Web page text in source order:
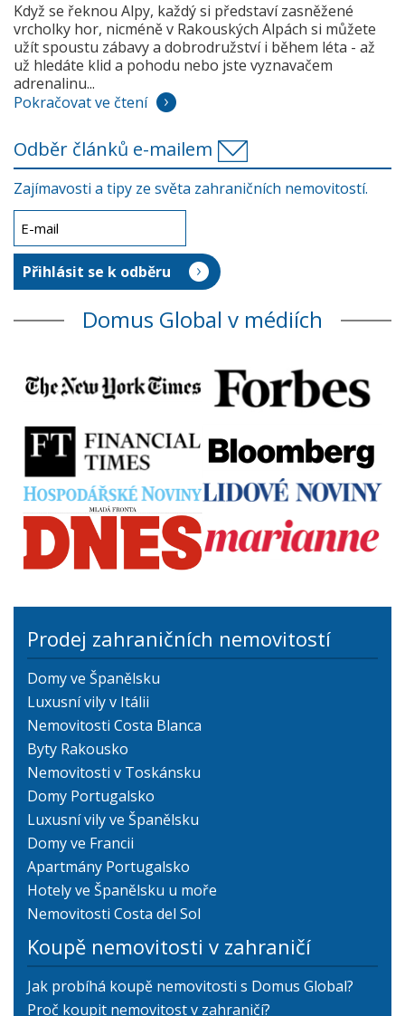
Když se řeknou Alpy, každý si představí zasněžené
vrcholky hor, nicméně v Rakouských Alpách si můžete
užít spoustu zábavy a dobrodružství i během léta - až
už hledáte klid a pohodu nebo jste vyznavačem
adrenalinu...
Pokračovat ve čtení
Odběr článků e-mailem
Zajímavosti a tipy ze světa zahraničních nemovitostí.
Domus Global v médiích
Prodej zahraničních nemovitostí
Domy ve Španělsku
Luxusní vily v Itálii
Nemovitosti Costa Blanca
Byty Rakousko
Nemovitosti v Toskánsku
Domy Portugalsko
Luxusní vily ve Španělsku
Domy ve Francii
Apartmány Portugalsko
Hotely ve Španělsku u moře
Nemovitosti Costa del Sol
Koupě nemovitosti v zahraničí
Jak probíhá koupě nemovitosti s Domus Global?
Proč koupit nemovitost v zahraničí?